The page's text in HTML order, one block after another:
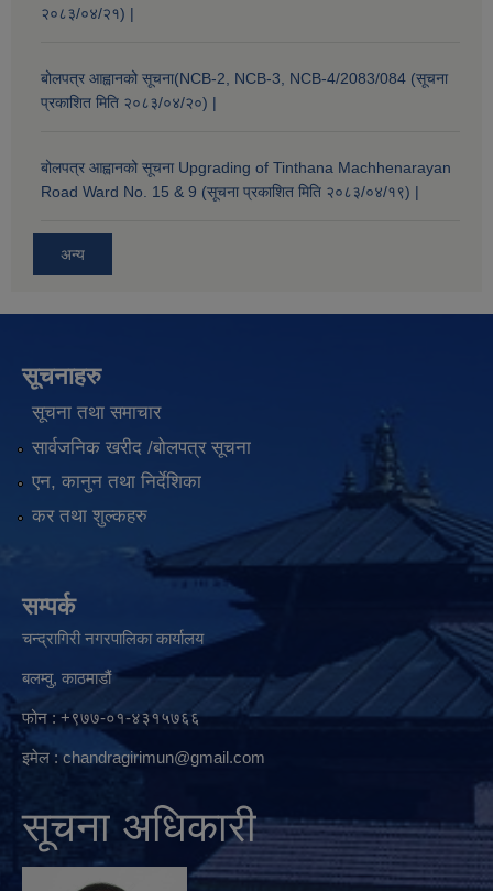
२०८३/०४/२१) |
बोलपत्र आह्वानको सूचना(NCB-2, NCB-3, NCB-4/2083/084 (सूचना
प्रकाशित मिति २०८३/०४/२०) |
बोलपत्र आह्वानको सूचना Upgrading of Tinthana Machhenarayan
Road Ward No. 15 & 9 (सूचना प्रकाशित मिति २०८३/०४/१९) |
अन्य
सूचनाहरु
सूचना तथा समाचार
सार्वजनिक खरीद /बोलपत्र सूचना
एन, कानुन तथा निर्देशिका
कर तथा शुल्कहरु
सम्पर्क
चन्द्रागिरी नगरपालिका कार्यालय
बलम्वु, काठमाडौं
फोन : +९७७-०१-४३१५७६६
इमेल :chandragirimun@gmail.com
सूचना अधिकारी